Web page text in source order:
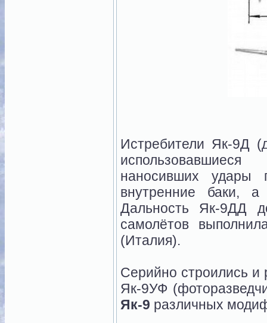
Истребители Як-9Д
наносивших удары
внутренние баки,
Дальность Як-9ДД
самолётов
(Италия).
Серийно строились
Як-9УФ
Як-9 различных